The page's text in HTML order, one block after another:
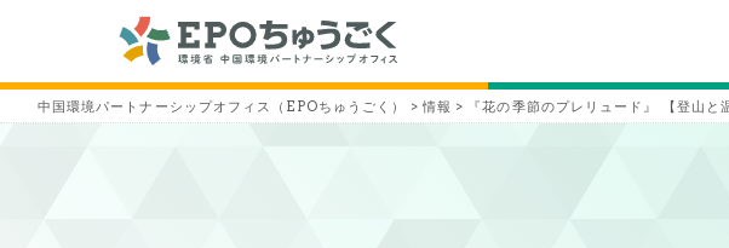
中国環境パートナーシップオフィス（EPOちゅうごく） >情報 > 『花の季節のプレリュード』 【登山